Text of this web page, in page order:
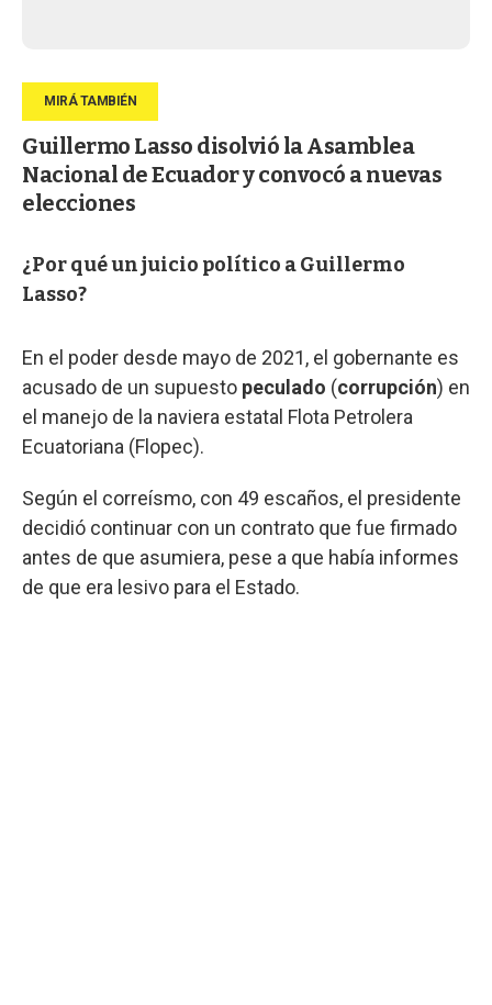
Guillermo Lasso disolvió la Asamblea
Nacional de Ecuador y convocó a nuevas
elecciones
¿Por qué un juicio político a Guillermo
Lasso?
En el poder desde mayo de 2021, el gobernante es
acusado de un supuesto peculado (corrupción) en
el manejo de la naviera estatal Flota Petrolera
Ecuatoriana (Flopec).
Según el correísmo, con 49 escaños, el presidente
decidió continuar con un contrato que fue firmado
antes de que asumiera, pese a que había informes
de que era lesivo para el Estado.